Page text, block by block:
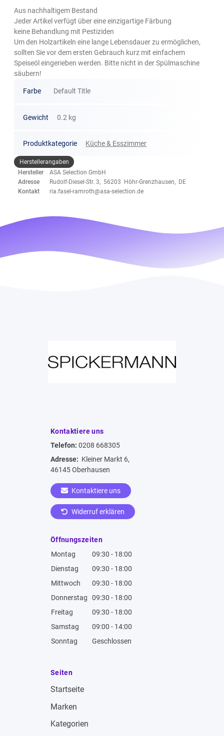
Aus nachhaltigem Bestand
Jeder Artikel verfügt über eine einzigartige Färbung
keine Behandlung mit Pestiziden
Um den Holzartikeln eine lange Lebensdauer zu ermöglichen,
sollten Sie vor dem ersten Gebrauch kurz mit einfachem
Speiseöl eingerieben werden. Bitte nicht in der Spülmaschine
säubern!
Farbe Default Title
Gewicht 0.2 kg
Produktkategorie Küche & Esszimmer
Herstellerangaben
Hersteller
ASA Selection GmbH
Adresse
Rudolf-Diesel-Str. 3, 56203 Höhr-Grenzhausen, DE
Kontakt
ria.fasel-ramroth@asa-selection.de
Kontaktiere uns
Telefon: 0208 668305
Adresse: Kleiner Markt 6,
46145 Oberhausen
Kontaktiere uns
Widerruf erklären
Öffnungszeiten
Montag
09:30 - 18:00
Dienstag
09:30 - 18:00
Mittwoch
09:30 - 18:00
Donnerstag
09:30 - 18:00
Freitag
09:30 - 18:00
Samstag
09:00 - 14:00
Sonntag
Geschlossen
Seiten
Startseite
Marken
Kategorien